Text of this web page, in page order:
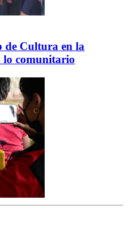
de Cultura en la
lo comunitario